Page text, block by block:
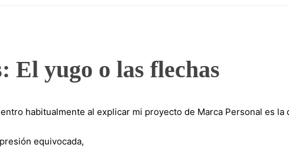
El yugo o las flechas
habitualmente al explicar mi proyecto de Marca Personal es la
equivocada,